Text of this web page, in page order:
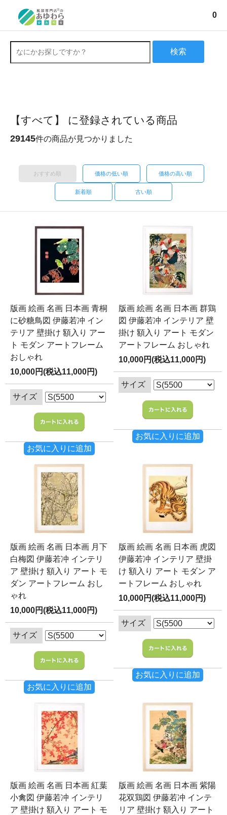
0
検索
【すべて】 に登録されている商品
29145件の商品が見つかりました
おすすめ順 価格の低い順 価格の高い順
新着順 古い順
版画 絵画 名画 日本画 青桐
に砂糖鳥図 伊藤若冲 イン
テリア 壁掛け 額入り アー
ト モダン アートフレーム
おしゃれ
10,000円(税込11,000円)
サイズ
お気に入りに追加
版画 絵画 名画 日本画 群鶏
図 伊藤若冲 インテリア 壁
掛け 額入り アート モダン
アートフレーム おしゃれ
10,000円(税込11,000円)
サイズ
お気に入りに追加
版画 絵画 名画 日本画 月下
白梅図 伊藤若冲 インテリ
ア 壁掛け 額入り アート モ
ダン アートフレーム おし
ゃれ
10,000円(税込11,000円)
サイズ
お気に入りに追加
版画 絵画 名画 日本画 虎図
伊藤若冲 インテリア 壁掛
け 額入り アート モダン ア
ートフレーム おしゃれ
10,000円(税込11,000円)
サイズ
お気に入りに追加
版画 絵画 名画 日本画 紅葉
小禽図 伊藤若冲 インテリ
ア 壁掛け 額入り アート モ
版画 絵画 名画 日本画 紫陽
花双鶏図 伊藤若冲 インテ
リア 壁掛け 額入り アート